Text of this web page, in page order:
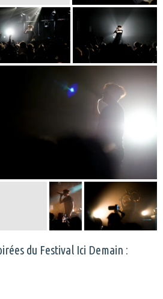
du Festival Ici Demain :